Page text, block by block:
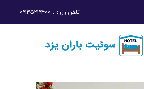
تلفن رزرو : ۰۹۱۳۵۲۱۹۴۰۰